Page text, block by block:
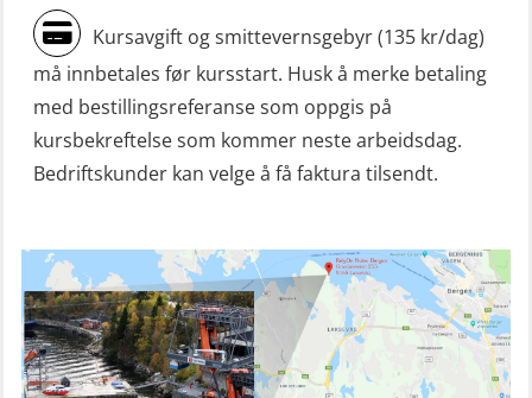
ROC sertifikat grunnleggende
(GMDSS) (ORC102)
ROC sertifikat repetisjon (GMDSS)
(ORC103)
Skadestedsledelse (OER108)
(OER118)
Skuldermåling (OBS120)
Sliskelivbåt grunnkurs m/E-læring
simulator (OSEBLE008)
Kursavgift og smittevernsgebyr (135 kr/dag)
må innbetales før kursstart. Husk å merke betaling
med bestillingsreferanse som oppgis på
kursbekreftelse som kommer neste arbeidsdag.
Bedriftskunder kan velge å få faktura tilsendt.